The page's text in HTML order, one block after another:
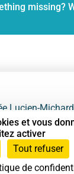
missing?
Lucien-Michard
Gargan
09
et vous
activer
Tout refuser
de